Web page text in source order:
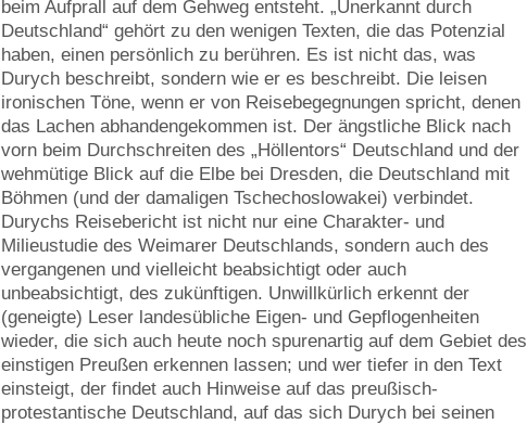
beim Aufprall auf dem Gehweg entsteht. „Unerkannt durch
Deutschland“ gehört zu den wenigen Texten, die das Potenzial
haben, einen persönlich zu berühren. Es ist nicht das, was
Durych beschreibt, sondern wie er es beschreibt. Die leisen
ironischen Töne, wenn er von Reisebegegnungen spricht, denen
das Lachen abhandengekommen ist. Der ängstliche Blick nach
vorn beim Durchschreiten des „Höllentors“ Deutschland und der
wehmütige Blick auf die Elbe bei Dresden, die Deutschland mit
Böhmen (und der damaligen Tschechoslowakei) verbindet.
Durychs Reisebericht ist nicht nur eine Charakter- und
Milieustudie des Weimarer Deutschlands, sondern auch des
vergangenen und vielleicht beabsichtigt oder auch
unbeabsichtigt, des zukünftigen. Unwillkürlich erkennt der
(geneigte) Leser landesübliche Eigen- und Gepflogenheiten
wieder, die sich auch heute noch spurenartig auf dem Gebiet des
einstigen Preußen erkennen lassen; und wer tiefer in den Text
einsteigt, der findet auch Hinweise auf das preußisch-
protestantische Deutschland, auf das sich Durych bei seinen